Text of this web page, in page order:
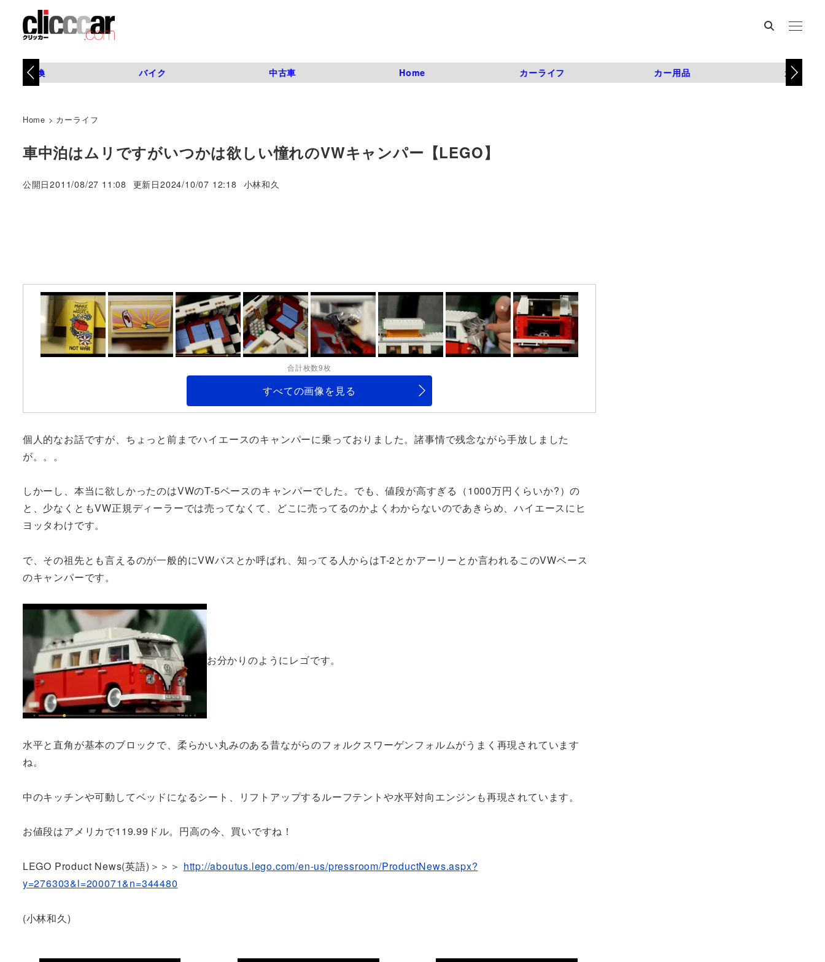
タイヤ交換 バイク 中古車 Home カーライフ カー用品 カスタム
Home > カーライフ
車中泊はムリですがいつかは欲しい憧れのVWキャンパー【LEGO】
公開日2011/08/27 11:08 更新日2024/10/07 12:18 著
小林和久
合計枚数9枚
すべての画像を見る
個人的なお話ですが、ちょっと前までハイエースのキャンパーに乗っておりました。諸事情で残念ながら手放しました
が。。。
しかーし、本当に欲しかったのはVWのT-5ベースのキャンパーでした。でも、値段が高すぎる（1000万円くらいか?）の
と、少なくともVW正規ディーラーでは売ってなくて、どこに売ってるのかよくわからないのであきらめ、ハイエースにヒ
ヨッタわけです。
で、その祖先とも言えるのが一般的にVWバスとか呼ばれ、知ってる人からはT-2とかアーリーとか言われるこのVWベース
のキャンパーです。
お分かりのようにレゴです。
水平と直角が基本のブロックで、柔らかい丸みのある昔ながらのフォルクスワーゲンフォルムがうまく再現されています
ね。
中のキッチンや可動してベッドになるシート、リフトアップするルーフテントや水平対向エンジンも再現されています。
お値段はアメリカで119.99ドル。円高の今、買いですね！
LEGO Product News(英語)＞＞＞ http://aboutus.lego.com/en-us/pressroom/ProductNews.aspx?
y=276303&l=200071&n=344480
(小林和久)